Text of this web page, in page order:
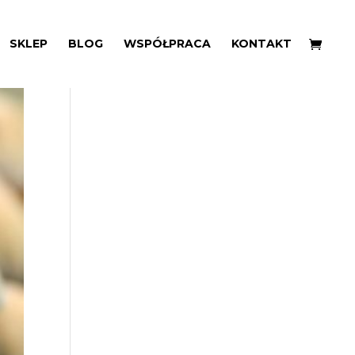
SKLEP BLOG WSPÓŁPRACA KONTAKT